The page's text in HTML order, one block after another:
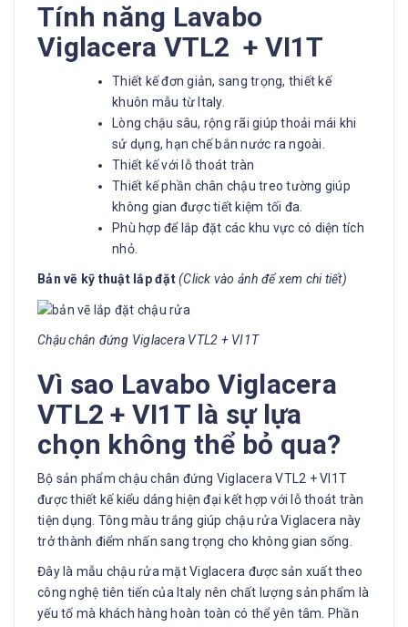
Tính năng Lavabo
Viglacera VTL2 + VI1T
Thiết kế đơn giản, sang trọng, thiết kế
khuôn mẫu từ Italy.
Lòng chậu sâu, rộng rãi giúp thoải mái khi
sử dụng, hạn chế bắn nước ra ngoài.
Thiết kế với lỗ thoát tràn
Thiết kế phần chân chậu treo tường giúp
không gian được tiết kiệm tối đa.
Phù hợp để lắp đặt các khu vực có diện tích
nhỏ.
Bản vẽ kỹ thuật lắp đặt(Click vào ảnh để xem chi tiết)
Chậu chân đứng Viglacera VTL2 + VI1T
Vì sao Lavabo Viglacera
VTL2 + VI1T là sự lựa
chọn không thể bỏ qua?
Bộ sản phẩm chậu chân đứng Viglacera VTL2 + VI1T
được thiết kế kiểu dáng hiện đại kết hợp với lỗ thoát tràn
tiện dụng. Tông màu trắng giúp chậu rửa Viglacera này
trở thành điểm nhấn sang trọng cho không gian sống.
Đây là mẫu chậu rửa mặt Viglacera được sản xuất theo
công nghệ tiên tiến của Italy nên chất lượng sản phẩm là
yếu tố mà khách hàng hoàn toàn có thể yên tâm. Phần